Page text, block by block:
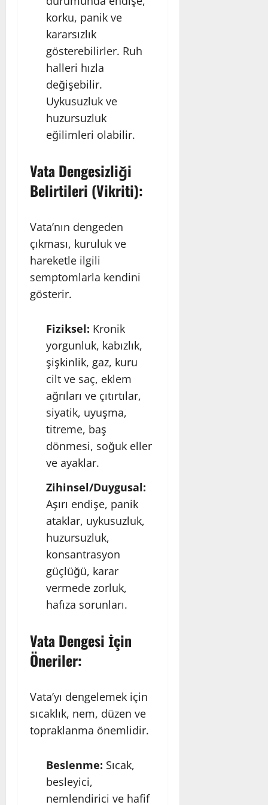
korku, panik ve
kararsızlık
gösterebilirler. Ruh
halleri hızla
değişebilir.
Uykusuzluk ve
huzursuzluk
eğilimleri olabilir.
Vata Dengesizliği
Belirtileri (Vikriti):
Vata’nın dengeden
çıkması, kuruluk ve
hareketle ilgili
semptomlarla kendini
gösterir.
Fiziksel: Kronik
yorgunluk, kabızlık,
şişkinlik, gaz, kuru
cilt ve saç, eklem
ağrıları ve çıtırtılar,
siyatik, uyuşma,
titreme, baş
dönmesi, soğuk eller
ve ayaklar.
Zihinsel/Duygusal:
Aşırı endişe, panik
ataklar, uykusuzluk,
huzursuzluk,
konsantrasyon
güçlüğü, karar
vermede zorluk,
hafıza sorunları.
Vata Dengesi İçin
Öneriler:
Vata’yı dengelemek için
sıcaklık, nem, düzen ve
topraklanma önemlidir.
Beslenme: Sıcak,
besleyici,
nemlendirici ve hafif